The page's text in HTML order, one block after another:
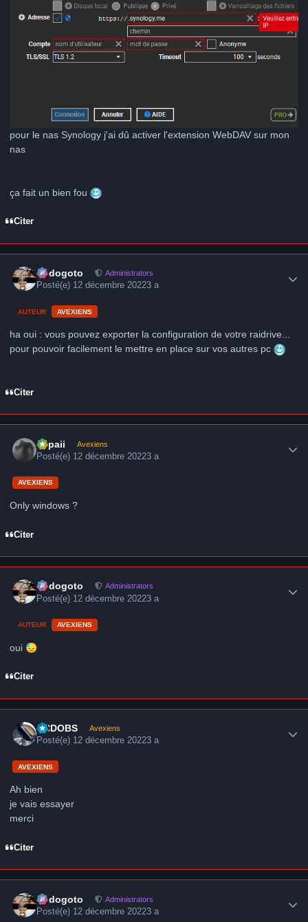
pour le nas Synology j'ai dû activer l'extension WebDAV sur mon
nas
ça fait un bien fou
Citer
frédogoto Administrators
Posté(e) 12 décembre 20223 a
AUTEUR AVEXIENS
ha oui : vous pouvez exporter la configuration de votre raidrive...
pour pouvoir facilement le mettre en place sur vos autres pc
Citer
supaii Avexiens
Posté(e) 12 décembre 20223 a
AVEXIENS
Only windows ?
Citer
frédogoto Administrators
Posté(e) 12 décembre 20223 a
AUTEUR AVEXIENS
oui 😓
Citer
CCDOBS Avexiens
Posté(e) 12 décembre 20223 a
AVEXIENS
Ah bien
je vais essayer
merci
Citer
frédogoto Administrators
Posté(e) 12 décembre 20223 a